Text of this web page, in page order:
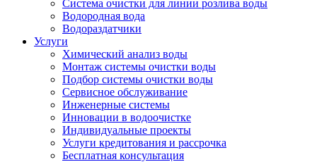
Система очистки для линии розлива воды
Водородная вода
Водораздатчики
Услуги
Химический анализ воды
Монтаж системы очистки воды
Подбор системы очистки воды
Сервисное обслуживание
Инженерные системы
Инновации в водоочистке
Индивидуальные проекты
Услуги кредитования и рассрочка
Бесплатная консультация